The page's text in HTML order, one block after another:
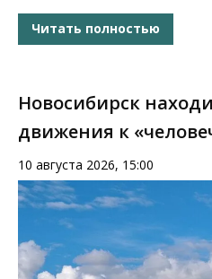
Читать полностью
Новосибирск
движения к
10 августа 2026, 15:00